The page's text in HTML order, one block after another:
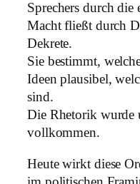
Sprechers durch die
Macht fließt durch
Dekrete.
Sie bestimmt,
Ideen plausibel,
sind.
Die Rhetorik wurde
vollkommen.
Heute wirkt diese